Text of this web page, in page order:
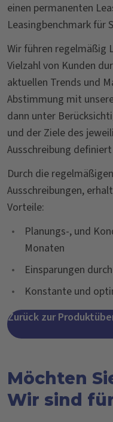
einen permanenten
Leasingbenchmark für
Wir führen regelmäßig
Vielzahl von Kunden
aktuellen Trends und
Abstimmung mit
dann unter
und der Ziele des
Ausschreibung
Durch die
Ausschreibungen,
Vorteile:
•
Planungs-, und
Monaten
•
Einsparungen
•
Konstante und
Zurück zur
Möchten
Wir sind